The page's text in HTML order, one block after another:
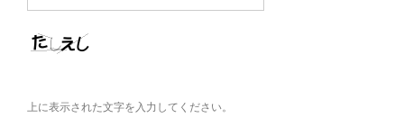
上に表示された文字を入力してください。